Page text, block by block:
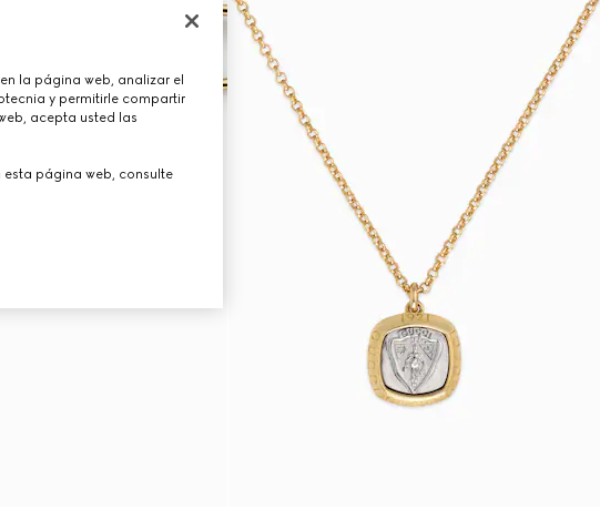
la página web, analizar el
y permitirle compartir
acepta usted las
esta página web, consulte